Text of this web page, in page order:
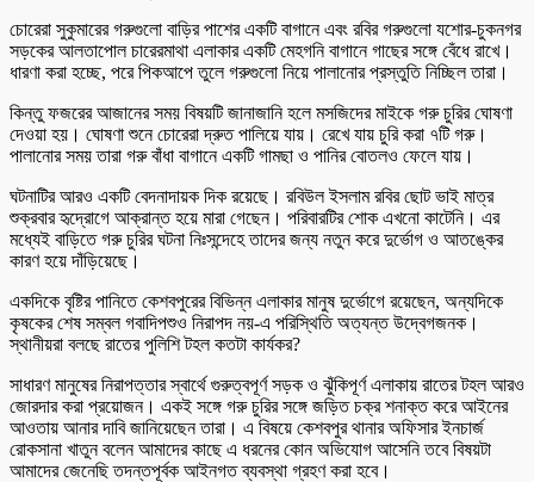
চোরেরা সুকুমারের গরুগুলো বাড়ির পাশের একটি বাগানে এবং রবির গরুগুলো যশোর-চুকনগর
সড়কের আলতাপোল চারেরমাথা এলাকার একটি মেহগনি বাগানে গাছের সঙ্গে বেঁধে রাখে।
ধারণা করা হচ্ছে, পরে পিকআপে তুলে গরুগুলো নিয়ে পালানোর প্রস্তুতি নিচ্ছিল তারা।
কিন্তু ফজরের আজানের সময় বিষয়টি জানাজানি হলে মসজিদের মাইকে গরু চুরির ঘোষণা
দেওয়া হয়। ঘোষণা শুনে চোরেরা দ্রুত পালিয়ে যায়। রেখে যায় চুরি করা ৭টি গরু।
পালানোর সময় তারা গরু বাঁধা বাগানে একটি গামছা ও পানির বোতলও ফেলে যায়।
ঘটনাটির আরও একটি বেদনাদায়ক দিক রয়েছে। রবিউল ইসলাম রবির ছোট ভাই মাত্র
শুক্রবার হৃদ্রোগে আক্রান্ত হয়ে মারা গেছেন। পরিবারটির শোক এখনো কাটেনি। এর
মধ্যেই বাড়িতে গরু চুরির ঘটনা নিঃসন্দেহে তাদের জন্য নতুন করে দুর্ভোগ ও আতঙ্কের
কারণ হয়ে দাঁড়িয়েছে।
একদিকে বৃষ্টির পানিতে কেশবপুরের বিভিন্ন এলাকার মানুষ দুর্ভোগে রয়েছেন, অন্যদিকে
কৃষকের শেষ সম্বল গবাদিপশুও নিরাপদ নয়-এ পরিস্থিতি অত্যন্ত উদ্বেগজনক।
স্থানীয়রা বলছে রাতের পুলিশি টহল কতটা কার্যকর?
সাধারণ মানুষের নিরাপত্তার স্বার্থে গুরুত্বপূর্ণ সড়ক ও ঝুঁকিপূর্ণ এলাকায় রাতের টহল আরও
জোরদার করা প্রয়োজন। একই সঙ্গে গরু চুরির সঙ্গে জড়িত চক্র শনাক্ত করে আইনের
আওতায় আনার দাবি জানিয়েছেন তারা। এ বিষয়ে কেশবপুর থানার অফিসার ইনচার্জ
রোকসানা খাতুন বলেন আমাদের কাছে এ ধরনের কোন অভিযোগ আসেনি তবে বিষয়টা
আমাদের জেনেছি তদন্তপূর্বক আইনগত ব্যবস্থা গ্রহণ করা হবে।